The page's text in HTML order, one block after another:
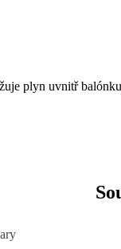
plyn uvnitř